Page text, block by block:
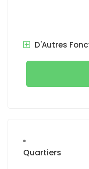
D'Autres
Quartiers